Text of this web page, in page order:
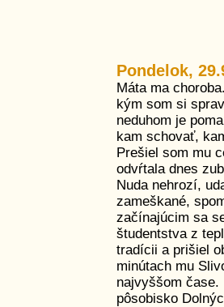
Pondelok,
Máta ma
kým som si
neduhom je
kam schovať,
Prešiel som mu
odvŕtala dnes
Nuda nehrozí,
zameškané,
začínajúcim sa
študentstva z
tradícii a prišiel
minútach mu
najvyššom čase.
pôsobisko